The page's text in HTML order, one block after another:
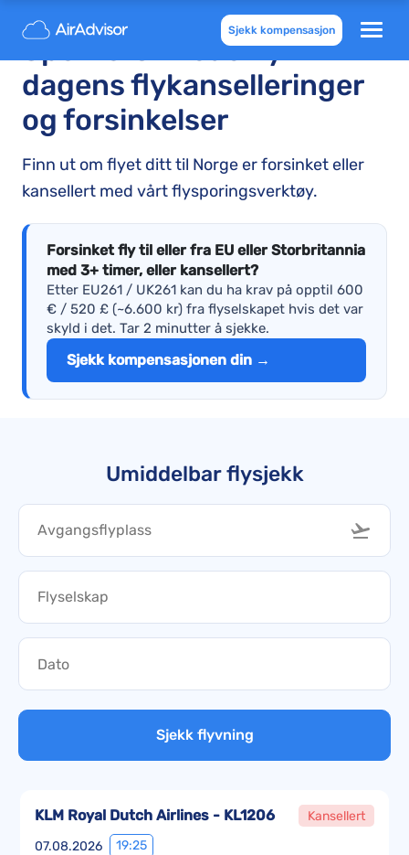
Sjekk kompensasjon
Spor forsinkede fly –
dagens flykanselleringer
og forsinkelser
Finn ut om flyet ditt til Norge er forsinket eller
kansellert med vårt flysporingsverktøy.
Forsinket fly til eller fra EU eller Storbritannia
med 3+ timer, eller kansellert?
Etter EU261 / UK261 kan du ha krav på opptil 600
€ / 520 £ (~6.600 kr) fra flyselskapet hvis det var
skyld i det. Tar 2 minutter å sjekke.
Sjekk kompensasjonen din →
Umiddelbar flysjekk
Sjekk flyvning
07.08.2026 19:25
KLM Royal Dutch Airlines - KL1206 Kansellert